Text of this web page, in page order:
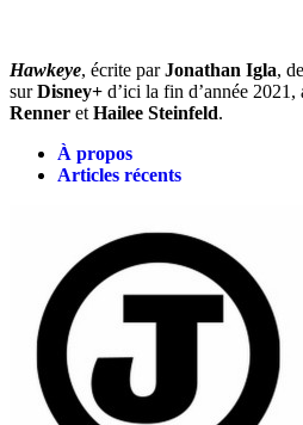
Hawkeye, écrite parJonathan Igla,
surDisney+ d’ici la fin d’année 2021,
Renner et Hailee Steinfeld.
À propos
Articles récents